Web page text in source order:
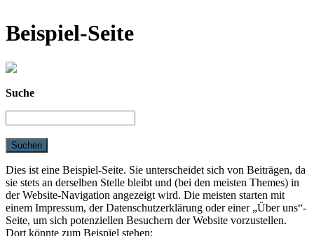
Beispiel-Seite
Suche
Dies ist eine Beispiel-Seite. Sie unterscheidet sich von Beiträgen, da
sie stets an derselben Stelle bleibt und (bei den meisten Themes) in
der Website-Navigation angezeigt wird. Die meisten starten mit
einem Impressum, der Datenschutzerklärung oder einer „Über uns“-
Seite, um sich potenziellen Besuchern der Website vorzustellen.
Dort könnte zum Beispiel stehen: